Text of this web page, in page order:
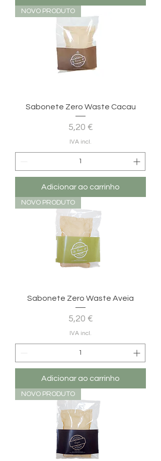
NOVO PRODUTO
Sabonete Zero Waste Cacau
Preço
5,20 €
IVA incl.
Adicionar ao carrinho
NOVO PRODUTO
Sabonete Zero Waste Aveia
Preço
5,20 €
IVA incl.
Adicionar ao carrinho
NOVO PRODUTO